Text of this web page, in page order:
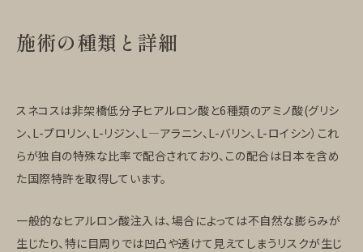
施術の種類と詳細
スネコスは非架橋低分子ヒアルロン酸と6種類のアミノ酸(グリシ
ン、L-プロリン、L-リジン、L―アラニン、L-バリン、L-ロイシン）これ
らが独自の特殊な比率で配合されており、この配合は日本を含め
た国際特許を取得しています。
一般的なヒアルロン酸注入は、場合によっては不自然な膨らみが
生じたり、特に目周りでは凹凸や透けて見えてしまうリスクが生じ